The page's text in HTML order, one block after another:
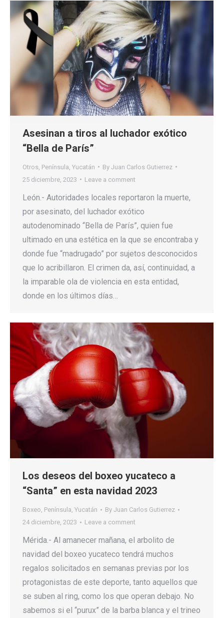
Asesinan a tiros al luchador exótico
“Bella de París”
Otros Península Yucatán By Juan Carlos Gutierrez
25 diciembre, 2023
Leave a comment
León.- Autoridades locales reportaron la muerte,
por asesinato, del luchador exótico
autodenominado “Bella de París”, quien fue
ultimado en una estética en la que se encontraba y
donde fue “madrugado” por sujetos desconocidos
que lo acribillaron. El crimen da, así, continuidad, a
la imparable ola de violencia en esta entidad,
donde en los últimos días…
Los deseos del boxeo yucateco a
“Santa” en esta navidad 2023
Boxeo, Península, Yucatán By Juan Carlos Gutierrez
24 diciembre, 2023
Leave a comment
Mérida.- Al amanecer mañana, el arbolito de
navidad del boxeo yucateco tendrá muchos
regalos solicitados en semanas previas por los
protagonistas de este deporte, tanto aquellos que
se suben al ring, como los que operan debajo. No
sabemos si el “purux” de la barba blanca y el trineo